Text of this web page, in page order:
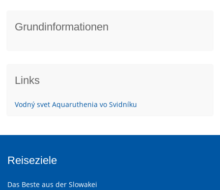
Grundinformationen
Links
Vodný svet Aquaruthenia vo Svidníku
Reiseziele
Das Beste aus der Slowakei